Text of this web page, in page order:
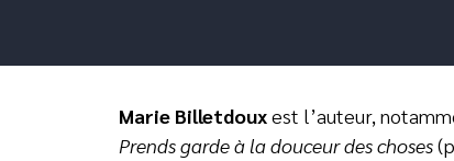
Marie Billetdouxest l’auteur,
Prends garde à la douceur des choses